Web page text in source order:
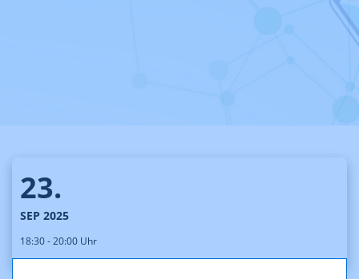
23.
SEP 2025
18:30 - 20:00 Uhr